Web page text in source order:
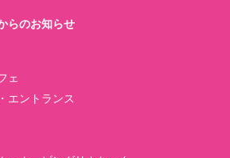
らのお知らせ
ェ
エントランス